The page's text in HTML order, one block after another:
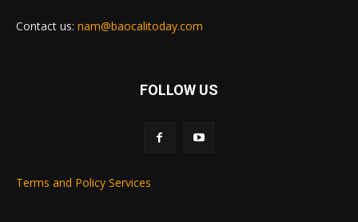
Contact us: nam@baocalitoday.com
FOLLOW US
Terms and Policy Services